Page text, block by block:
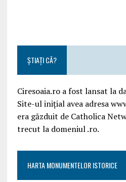
ȘTIAȚI CĂ?
Ciresoaia.ro a fost lansat la
Site-ul inițial avea adresa
era găzduit de Catholica
trecut la domeniul .ro.
HARTA MONUMENTELOR ISTORICE